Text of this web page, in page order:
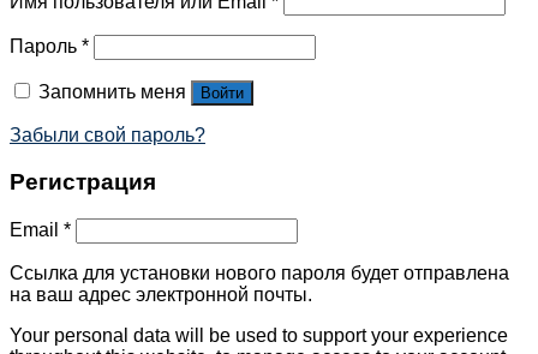
Пароль *
Запомнить меня Войти
Забыли свой пароль?
Регистрация
Email *
Ссылка для установки нового пароля будет отправлена ​​
на ваш адрес электронной почты.
Your personal data will be used to support your experience